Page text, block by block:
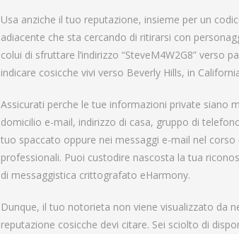
Usa anziche il tuo reputazione, insieme per un
adiacente che sta cercando di ritirarsi con
colui di sfruttare l’indirizzo “SteveM4W2G8” verso
indicare cosicche vivi verso Beverly Hills, in
Assicurati perche le tue informazioni private siano
domicilio e-mail, indirizzo di casa, gruppo di
tuo spaccato oppure nei messaggi e-mail nel
professionali. Puoi custodire nascosta la tua
di messaggistica crittografato eHarmony.
Dunque, il tuo notorieta non viene visualizzato da
reputazione cosicche devi citare. Sei sciolto di